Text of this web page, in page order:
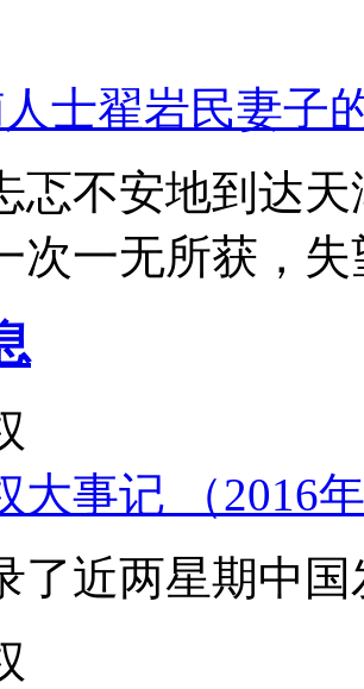
士翟岩民妻子
忑不安地到达
次一无所获，
大事记 （2016
了近两星期中